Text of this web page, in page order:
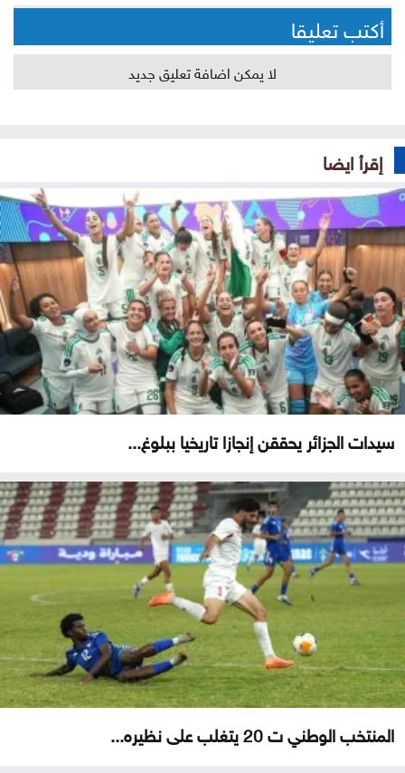
أكتب تعليقا
لا يمكن اضافة تعليق جديد
إقرأ ايضا
سيدات الجزائر يحققن إنجازا تاريخيا ببلوغ...
المنتخب الوطني ت 20 يتغلب على نظيره...